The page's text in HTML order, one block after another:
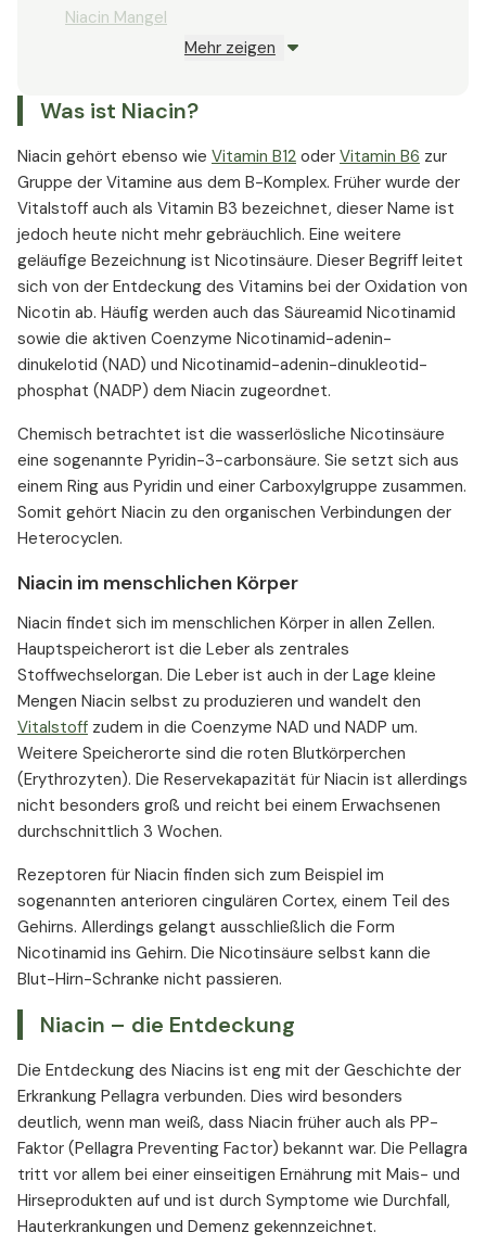
Niacin Mangel
Niacin und Pellagra
Niacin und der Vitamin-B-Komplex
Niacin und Cholesterin
Niacin und Demenz
Niacin und Depressionen
Niacin für schöne Haut
Niacin als Arzneistoff
Niacin als Nahrungsergänzungsmittel
Niacin Wechselwirkungen
Niacin Überdosierung
Mehr zeigen
Was ist Niacin?
Niacin gehört ebenso wie Vitamin B12 oder Vitamin B6 zur
Gruppe der Vitamine aus dem B-Komplex. Früher wurde der
Vitalstoff auch als Vitamin B3 bezeichnet, dieser Name ist
jedoch heute nicht mehr gebräuchlich. Eine weitere
geläufige Bezeichnung ist Nicotinsäure. Dieser Begriff leitet
sich von der Entdeckung des Vitamins bei der Oxidation von
Nicotin ab. Häufig werden auch das Säureamid Nicotinamid
sowie die aktiven Coenzyme Nicotinamid-adenin-
dinukelotid (NAD) und Nicotinamid-adenin-dinukleotid-
phosphat (NADP) dem Niacin zugeordnet.
Chemisch betrachtet ist die wasserlösliche Nicotinsäure
eine sogenannte Pyridin-3-carbonsäure. Sie setzt sich aus
einem Ring aus Pyridin und einer Carboxylgruppe zusammen.
Somit gehört Niacin zu den organischen Verbindungen der
Heterocyclen.
Niacin im menschlichen Körper
Niacin findet sich im menschlichen Körper in allen Zellen.
Hauptspeicherort ist die Leber als zentrales
Stoffwechselorgan. Die Leber ist auch in der Lage kleine
Mengen Niacin selbst zu produzieren und wandelt den
Vitalstoff zudem in die Coenzyme NAD und NADP um.
Weitere Speicherorte sind die roten Blutkörperchen
(Erythrozyten). Die Reservekapazität für Niacin ist allerdings
nicht besonders groß und reicht bei einem Erwachsenen
durchschnittlich 3 Wochen.
Rezeptoren für Niacin finden sich zum Beispiel im
sogenannten anterioren cingulären Cortex, einem Teil des
Gehirns. Allerdings gelangt ausschließlich die Form
Nicotinamid ins Gehirn. Die Nicotinsäure selbst kann die
Blut-Hirn-Schranke nicht passieren.
Niacin – die Entdeckung
Die Entdeckung des Niacins ist eng mit der Geschichte der
Erkrankung Pellagra verbunden. Dies wird besonders
deutlich, wenn man weiß, dass Niacin früher auch als PP-
Faktor (Pellagra Preventing Factor) bekannt war. Die Pellagra
tritt vor allem bei einer einseitigen Ernährung mit Mais- und
Hirseprodukten auf und ist durch Symptome wie Durchfall,
Hauterkrankungen und Demenz gekennzeichnet.